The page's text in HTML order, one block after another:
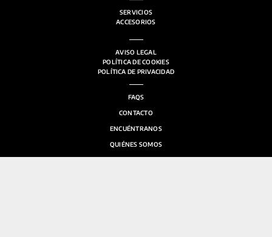
SERVICIOS
ACCESORIOS
AVISO LEGAL
POLÍTICA DE COOKIES
POLÍTICA DE PRIVACIDAD
FAQS
CONTACTO
ENCUÉNTRANOS
QUIÉNES SOMOS